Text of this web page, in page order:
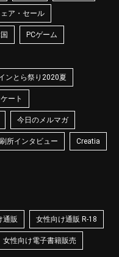
ア・セール
PCゲーム
ンとら祭り2020夏
ート
今日のメルマガ
所インタビュー Creatia
通販 女性向け通販 R-18
女性向け電子書籍販売